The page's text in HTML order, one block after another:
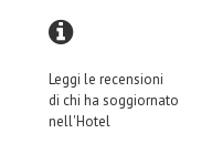
Leggi le recensioni
di chi ha soggiornato
nell'Hotel